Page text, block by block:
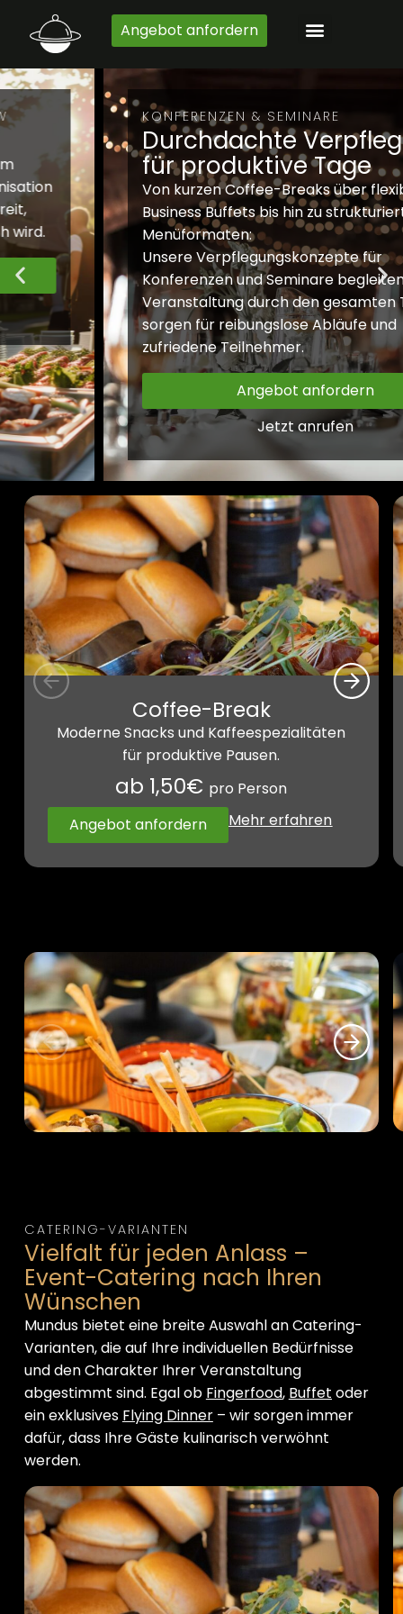
Inhalt
springen
Angebot anfordern
KONFERENZEN & SEMINARE
Durchdachte Verpflegung
für produktive Tage
Von kurzen Coffee-Breaks über flexible
Business Buffets bis hin zu strukturierten
Menüformaten:
Unsere Verpflegungskonzepte für
Konferenzen und Seminare begleiten Ihre
Veranstaltung durch den gesamten Tag und
sorgen für reibungslose Abläufe und
zufriedene Teilnehmer.
Angebot anfordern
Jetzt anrufen
Coffee-Break
Moderne Snacks und Kaffeespezialitäten
für produktive Pausen.
ab 1,50€ pro Person
Angebot anfordern
Mehr erfahren
CATERING-VARIANTEN
Vielfalt für jeden Anlass –
Event-Catering nach Ihren
Wünschen
Mundus bietet eine breite Auswahl an Catering-
Varianten, die auf Ihre individuellen Bedürfnisse
und den Charakter Ihrer Veranstaltung
abgestimmt sind. Egal ob Fingerfood, Buffet oder
ein exklusives Flying Dinner – wir sorgen immer
dafür, dass Ihre Gäste kulinarisch verwöhnt
werden.